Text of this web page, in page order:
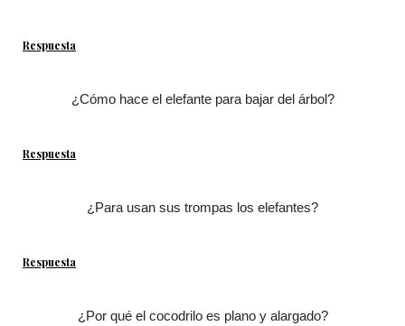
Respuesta
¿Cómo hace el elefante para bajar del árbol?
Respuesta
¿Para usan sus trompas los elefantes?
Respuesta
¿Por qué el cocodrilo es plano y alargado?